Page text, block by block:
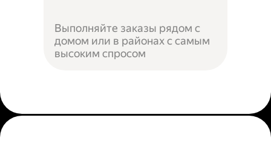
Выполняйте заказы рядом с
домом или в районах с самым
высоким спросом